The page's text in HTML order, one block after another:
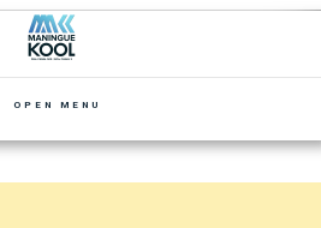
OPEN MENU